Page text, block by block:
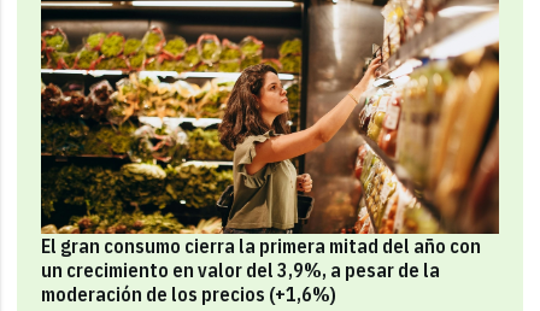
El gran consumo cierra la primera mitad del año con
un crecimiento en valor del 3,9%, a pesar de la
moderación de los precios (+1,6%)